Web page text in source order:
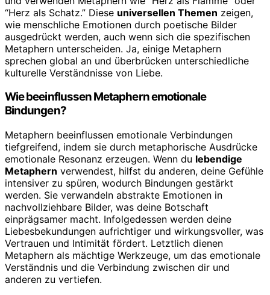
“Herz als Schatz.” Diese universellen Themen zeigen,
wie menschliche Emotionen durch poetische Bilder
ausgedrückt werden, auch wenn sich die spezifischen
Metaphern unterscheiden. Ja, einige Metaphern
sprechen global an und überbrücken unterschiedliche
kulturelle Verständnisse von Liebe.
Wie beeinflussen Metaphern emotionale
Bindungen?
Metaphern beeinflussen emotionale Verbindungen
tiefgreifend, indem sie durch metaphorische Ausdrücke
emotionale Resonanz erzeugen. Wenn du lebendige
Metaphern verwendest, hilfst du anderen, deine Gefühle
intensiver zu spüren, wodurch Bindungen gestärkt
werden. Sie verwandeln abstrakte Emotionen in
nachvollziehbare Bilder, was deine Botschaft
einprägsamer macht. Infolgedessen werden deine
Liebesbekundungen aufrichtiger und wirkungsvoller, was
Vertrauen und Intimität fördert. Letztlich dienen
Metaphern als mächtige Werkzeuge, um das emotionale
Verständnis und die Verbindung zwischen dir und
anderen zu vertiefen.